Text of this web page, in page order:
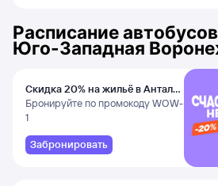
Расписание автобусов
Юго-Западная
Скидка 20% на жильё в Анталье
и Даламане
Бронируйте по промокоду WOW-
1
Забронировать